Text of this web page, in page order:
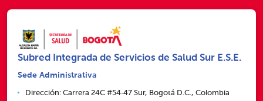
Subred Integrada de Servicios de Salud Sur E.S.E.
Sede Administrativa
Dirección: Carrera 24C #54‑47 Sur, Bogotá D.C., Colombia